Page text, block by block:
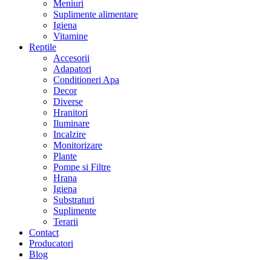
Meniuri
Suplimente alimentare
Igiena
Vitamine
Reptile
Accesorii
Adapatori
Conditioneri Apa
Decor
Diverse
Hranitori
Iluminare
Incalzire
Monitorizare
Plante
Pompe si Filtre
Hrana
Igiena
Substraturi
Suplimente
Terarii
Contact
Producatori
Blog